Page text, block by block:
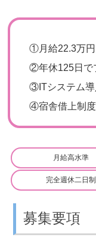
①月給22.3万
②年休125日で
③ITシステム
④宿舎借上制
月給高水準
完全週休二日制
募集要項